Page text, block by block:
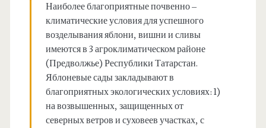
Наиболее благоприятные почвенно –
климатические условия для успешного
возделывания яблони, вишни и сливы
имеются в 3 агроклиматическом районе
(Предволжье) Республики Татарстан.
Яблоневые сады закладывают в
благоприятных экологических условиях: 1)
на возвышенных, защищенных от
северных ветров и суховеев участках, с